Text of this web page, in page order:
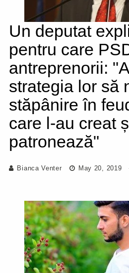
Un deputat
pentru care
antreprenorii:
strategia lor să
stăpânire în
care l-au creat
patronează"
Bianca Venter May 20, 2019